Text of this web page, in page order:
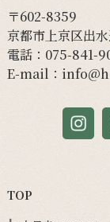
〒602-8359
京都市上京区出
電話： 075-841-
E-mail：
TOP